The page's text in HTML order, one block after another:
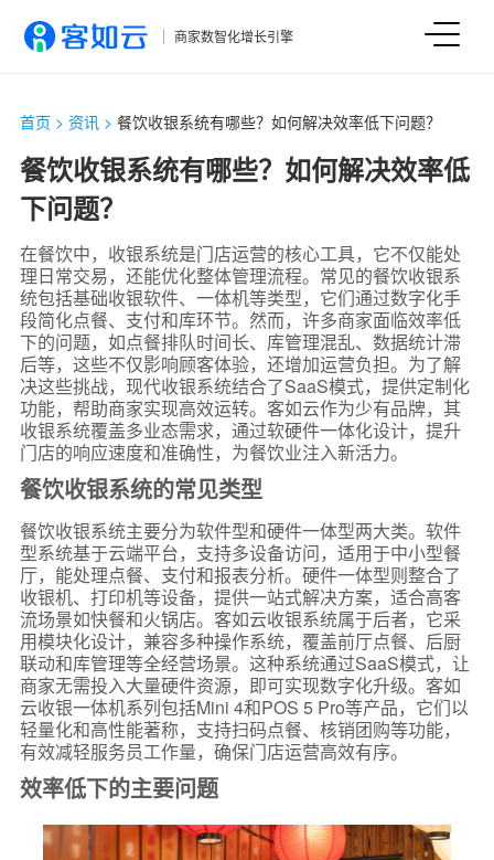
商家数智化增长引擎
首页 > 资讯> 餐饮收银系统有哪些？如何解决效率低下问题？
餐饮收银系统有哪些？如何解决效率低
下问题？
在餐饮中，收银系统是门店运营的核心工具，它不仅能处
理日常交易，还能优化整体管理流程。常见的餐饮收银系
统包括基础收银软件、一体机等类型，它们通过数字化手
段简化点餐、支付和库环节。然而，许多商家面临效率低
下的问题，如点餐排队时间长、库管理混乱、数据统计滞
后等，这些不仅影响顾客体验，还增加运营负担。为了解
决这些挑战，现代收银系统结合了SaaS模式，提供定制化
功能，帮助商家实现高效运转。客如云作为少有品牌，其
收银系统覆盖多业态需求，通过软硬件一体化设计，提升
门店的响应速度和准确性，为餐饮业注入新活力。
餐饮收银系统的常见类型
餐饮收银系统主要分为软件型和硬件一体型两大类。软件
型系统基于云端平台，支持多设备访问，适用于中小型餐
厅，能处理点餐、支付和报表分析。硬件一体型则整合了
收银机、打印机等设备，提供一站式解决方案，适合高客
流场景如快餐和火锅店。客如云收银系统属于后者，它采
用模块化设计，兼容多种操作系统，覆盖前厅点餐、后厨
联动和库管理等全经营场景。这种系统通过SaaS模式，让
商家无需投入大量硬件资源，即可实现数字化升级。客如
云收银一体机系列包括Mini 4和POS 5 Pro等产品，它们以
轻量化和高性能著称，支持扫码点餐、核销团购等功能，
有效减轻服务员工作量，确保门店运营高效有序。
效率低下的主要问题